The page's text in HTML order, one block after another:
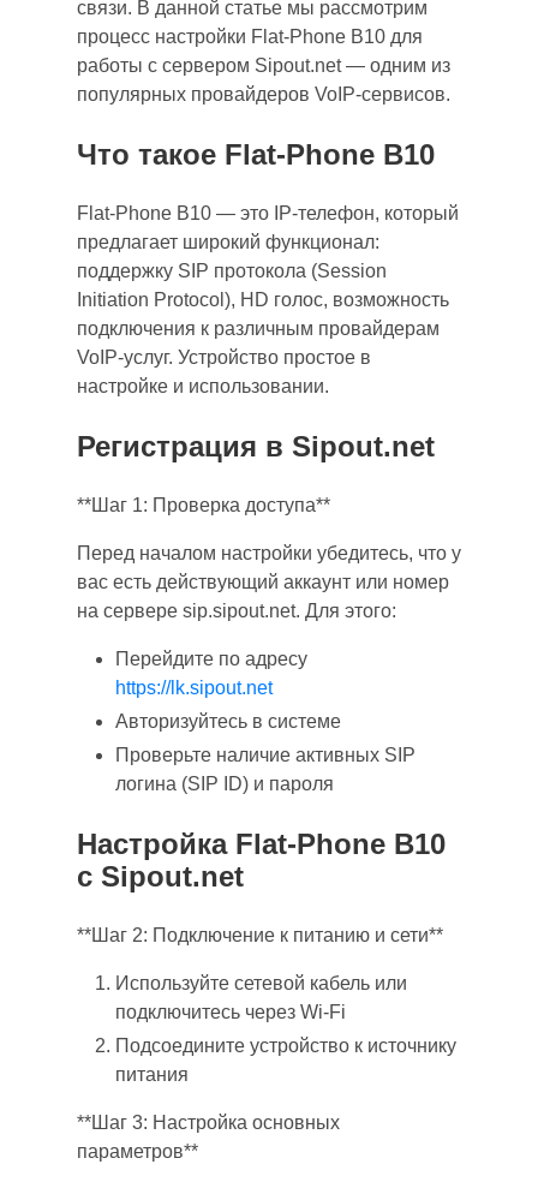
связи. В данной статье мы рассмотрим
процесс настройки Flat-Phone B10 для
работы с сервером Sipout.net — одним из
популярных провайдеров VoIP-сервисов.
Что такое Flat-Phone B10
Flat-Phone B10 — это IP-телефон, который
предлагает широкий функционал:
поддержку SIP протокола (Session
Initiation Protocol), HD голос, возможность
подключения к различным провайдерам
VoIP-услуг. Устройство простое в
настройке и использовании.
Регистрация в Sipout.net
**Шаг 1: Проверка доступа**
Перед началом настройки убедитесь, что у
вас есть действующий аккаунт или номер
на сервере sip.sipout.net. Для этого:
Перейдите по адресу
https://lk.sipout.net
Авторизуйтесь в системе
Проверьте наличие активных SIP
логина (SIP ID) и пароля
Настройка Flat-Phone B10
с Sipout.net
**Шаг 2: Подключение к питанию и сети**
Используйте сетевой кабель или
подключитесь через Wi-Fi
Подсоедините устройство к источнику
питания
**Шаг 3: Настройка основных
параметров**